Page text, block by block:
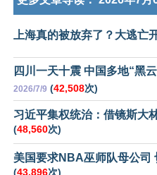
上海真的被放弃了？大逃亡
四川一天十震 中国多地“黑
2026/7/9 (42,508次)
习近平集权统治：借镜斯大
(48,560次)
美国要求NBA巫师队母公司
(43,896次)